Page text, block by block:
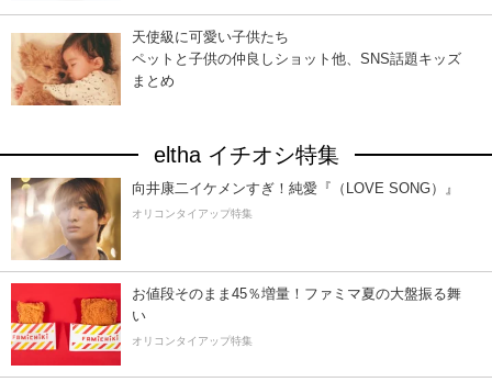
天使級に可愛い子供たち
ペットと子供の仲良しショット他、SNS話題キッズ
まとめ
eltha イチオシ特集
向井康二イケメンすぎ！純愛『（LOVE SONG）』
オリコンタイアップ特集
お値段そのまま45％増量！ファミマ夏の大盤振る舞
い
オリコンタイアップ特集